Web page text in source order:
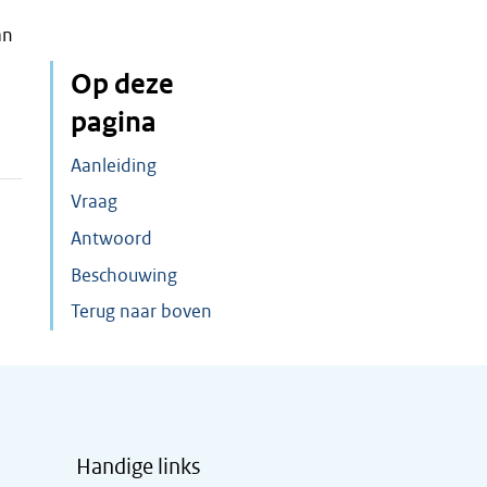
Op deze
pagina
Aanleiding
Vraag
Antwoord
Beschouwing
Terug naar boven
Handige links